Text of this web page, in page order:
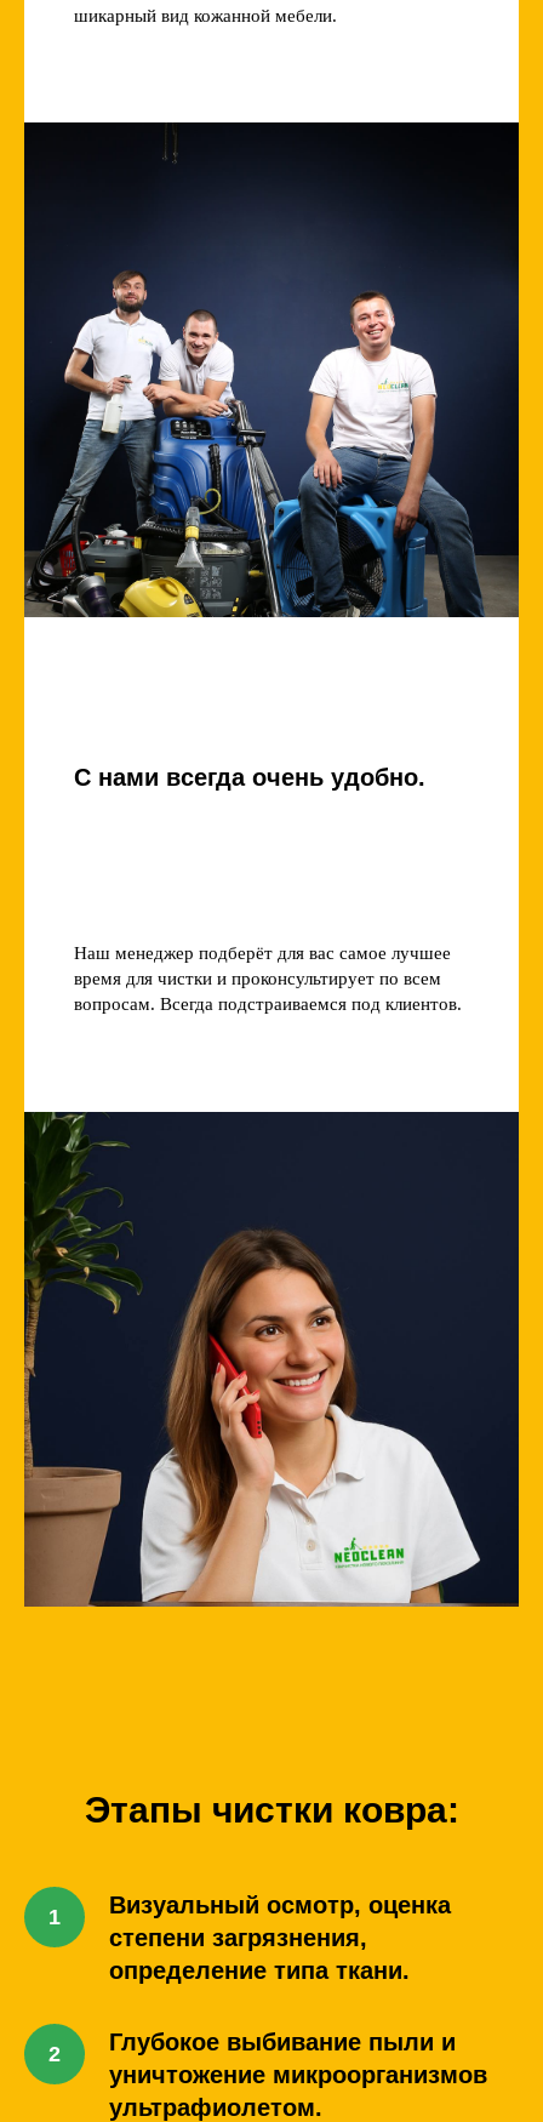
шикарный вид кожанной мебели.
С нами всегда очень удобно.
Наш менеджер подберёт для вас самое лучшее
время для чистки и проконсультирует по всем
вопросам. Всегда подстраиваемся под клиентов.
Этапы чистки ковра:
Визуальный осмотр, оценка
степени загрязнения,
определение типа ткани.
Глубокое выбивание пыли и
уничтожение микроорганизмов
ультрафиолетом.